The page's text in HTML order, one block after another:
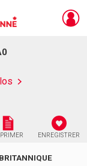
ENREGISTRER